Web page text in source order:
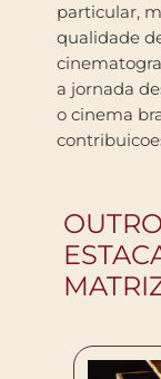
particular,
qualidade
a jornada
o cinema